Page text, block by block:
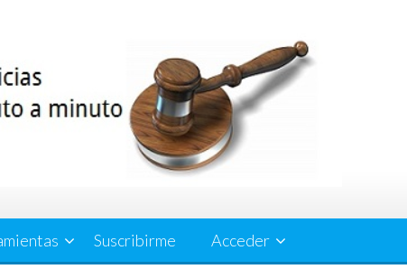
Suscribirme Acceder